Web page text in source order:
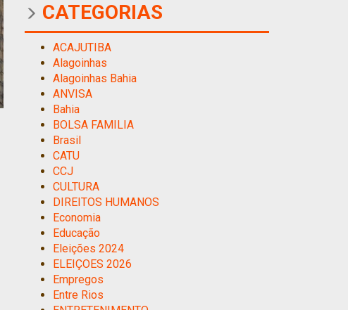
CATEGORIAS
ACAJUTIBA
Alagoinhas
Alagoinhas Bahia
ANVISA
Bahia
BOLSA FAMILIA
Brasil
CATU
CCJ
CULTURA
DIREITOS HUMANOS
Economia
Educação
Eleições 2024
ELEIÇOES 2026
Empregos
Entre Rios